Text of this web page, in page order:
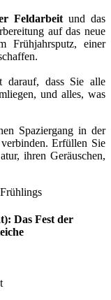
Feldarbeit und das
auf das neue
Frühjahrsputz, einer
darauf, dass Sie alle
und alles, was
Spaziergang in der
Erfüllen Sie
ihren Geräuschen,
Das Fest der